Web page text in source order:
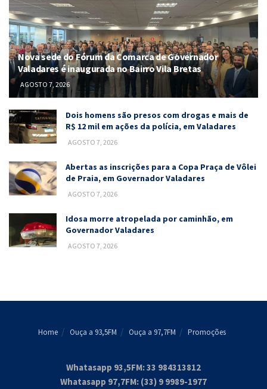
Nova sede do Fórum da Comarca de Governador
Valadares é inaugurada no Bairro Vila Bretas
AGOSTO 7, 2026
Dois homens são presos com drogas e mais de
R$ 12 mil em ações da polícia, em Valadares
AGOSTO 7, 2026
Abertas as inscrições para a Copa Praça de Vôlei
de Praia, em Governador Valadares
AGOSTO 7, 2026
Idosa morre atropelada por caminhão, em
Governador Valadares
AGOSTO 7, 2026
Home Ouça a 93,5FM Ouça a 97,7FM Promoções
Whatasapp 93,5FM: 33 984313812
Whatasapp 97,7FM: (33) 9 9989-1977